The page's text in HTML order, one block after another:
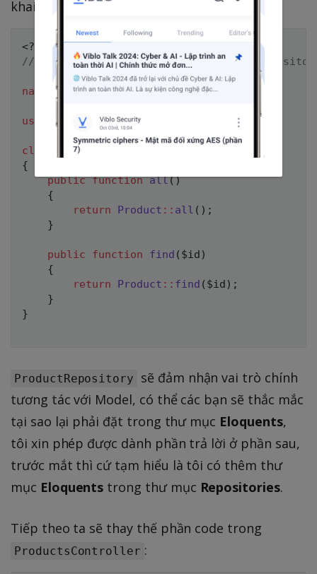
khai ProductRepository như sau:
<?php
// app/Repositories/Eloquents/
namespace App\Repositories\Eloquents
use App Models\Product
class
ProductRepository
{
public function all()
{
return
Product :: all ( ) ;
}
public function find ( $id )
{
return
Product :: find ( $id ) ;
}
}
ProductRepository
sẽ đảm nhận vai trò chính
tương tác với Model, có thể các bạn sẽ thắc mắc
tại sao lại phải đặt trong thư mục Eloquents,
tôi xin phép được dành phần trả lời ở phần sau,
trước mắt thì cứ tạm hiểu là tôi có thêm thư
mục Eloquents trong thư mục Repositories.
Tiếp theo ta sẽ thay thế phần code trong
ProductsController :